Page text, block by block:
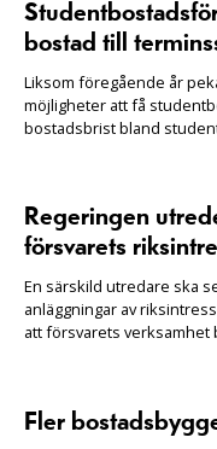
bostad till
Liksom föregående år
möjligheter att få
bostadsbrist bland
Regeringen
försvarets
En särskild utredare ska
anläggningar av
att försvarets verksamhet
Fler